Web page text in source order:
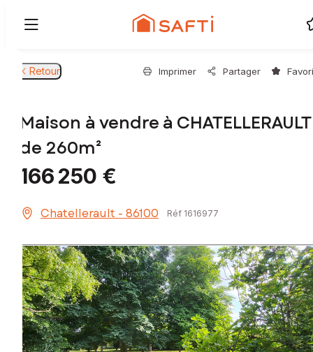
Retour Imprimer Partager
Maison à vendre à CHATELLERAULT
de 260m²
166 250 €
Chatellerault - 86100 Réf 1616977